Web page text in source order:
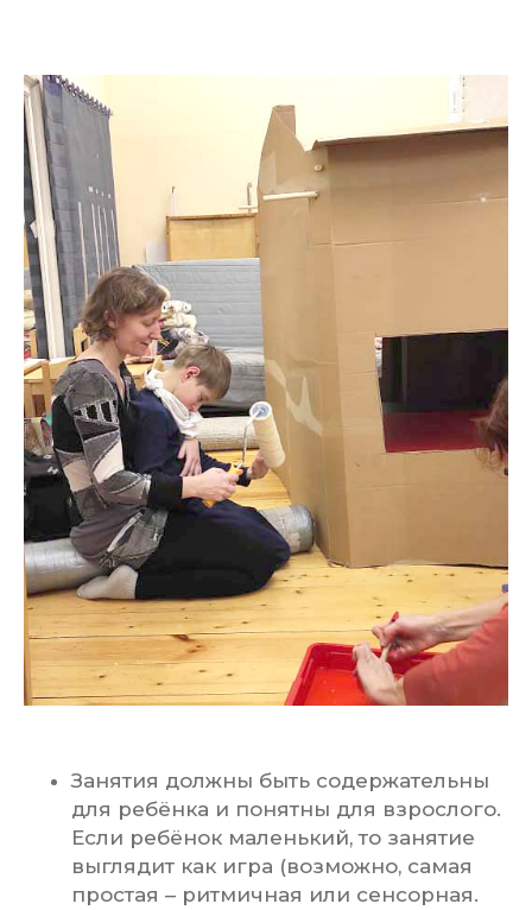
Занятия должны быть содержательны
для ребёнка и понятны для взрослого.
Если ребёнок маленький, то занятие
выглядит как игра (возможно, самая
простая – ритмичная или сенсорная.